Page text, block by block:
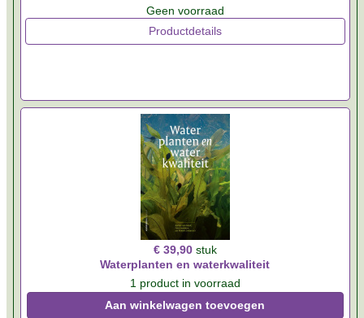
Geen voorraad
Productdetails
€ 39,90 stuk
Waterplanten en waterkwaliteit
1 product in voorraad
Aan winkelwagen toevoegen